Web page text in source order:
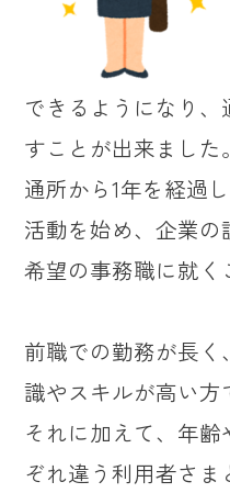
できるようになり
すことが出来ました。
通所から1年を経過
活動を始め、企業の
希望の事務職に就く
前職での勤務が長
識やスキルが高い方
それに加えて、年
ぞれ違う利用者さま